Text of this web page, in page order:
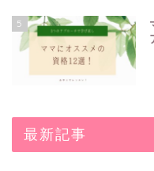
5
最新記事